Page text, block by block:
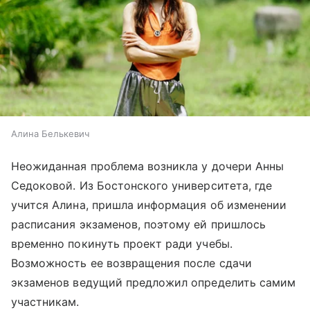
Алина Белькевич
Неожиданная проблема возникла у дочери Анны
Седоковой. Из Бостонского университета, где
учится Алина, пришла информация об изменении
расписания экзаменов, поэтому ей пришлось
временно покинуть проект ради учебы.
Возможность ее возвращения после сдачи
экзаменов ведущий предложил определить самим
участникам.